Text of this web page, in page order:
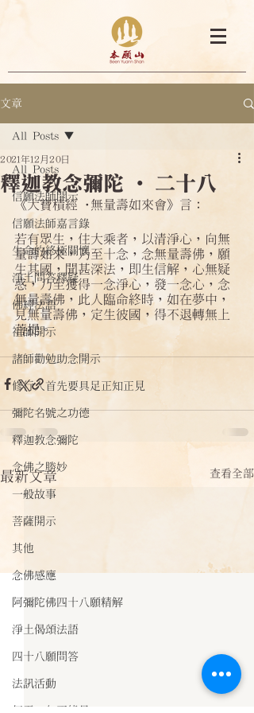
文章
All Posts
信願法師開示
信願法師嘉言錄
生命的終極關懷
淨土問答釋疑
佛經法語
祖師開示
諸師勸勉助念開示
修行人首先要具足正知正見
彌陀名號之功德
釋迦教念彌陀
念佛之勝妙
一般故事
菩薩開示
其他
念佛感應
阿彌陀佛四十八願精解
淨土偈頌法語
四十八願問答
法訊活動
All Posts
釋迦教念彌陀 ·二十八
2021年12月20日
《大寶積經·無量壽如來會》言：
若有眾生，住大乘者，以清淨心，向無
量壽如來，乃至十念，念無量壽佛，願
生其國，聞甚深法，即生信解，心無疑
惑，乃至獲得一念淨心，發一念心，念
無量壽佛，此人臨命終時，如在夢中，
見無量壽佛，定生彼國，得不退轉無上
菩提。
最新文章 查看全部